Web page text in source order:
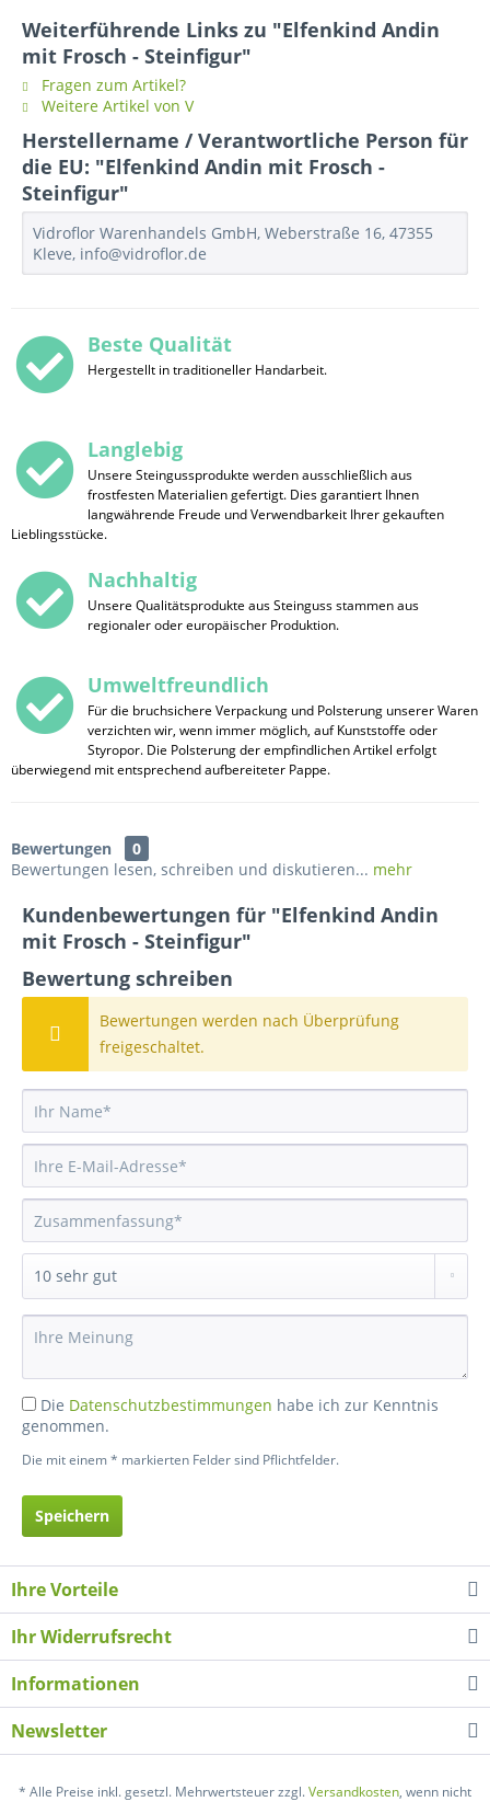
Weiterführende Links zu "Elfenkind Andin
mit Frosch - Steinfigur"
Fragen zum Artikel?
Weitere Artikel von V
Herstellername / Verantwortliche Person für
die EU: "Elfenkind Andin mit Frosch -
Steinfigur"
Vidroflor Warenhandels GmbH, Weberstraße 16, 47355
Kleve, info@vidroflor.de
Beste Qualität
Hergestellt in traditioneller Handarbeit.
Langlebig
Unsere Steingussprodukte werden ausschließlich aus
frostfesten Materialien gefertigt. Dies garantiert Ihnen
langwährende Freude und Verwendbarkeit Ihrer gekauften
Lieblingsstücke.
Nachhaltig
Unsere Qualitätsprodukte aus Steinguss stammen aus
regionaler oder europäischer Produktion.
Umweltfreundlich
Für die bruchsichere Verpackung und Polsterung unserer Waren
verzichten wir, wenn immer möglich, auf Kunststoffe oder
Styropor. Die Polsterung der empfindlichen Artikel erfolgt
überwiegend mit entsprechend aufbereiteter Pappe.
Bewertungen
0
Bewertungen lesen, schreiben und diskutieren... mehr
Kundenbewertungen für "Elfenkind Andin
mit Frosch - Steinfigur"
Bewertung schreiben
Bewertungen werden nach Überprüfung
freigeschaltet.
Die Datenschutzbestimmungen habe ich zur Kenntnis
genommen.
Die mit einem * markierten Felder sind Pflichtfelder.
Speichern
Ihre Vorteile
Ihr Widerrufsrecht
Informationen
Newsletter
* Alle Preise inkl. gesetzl. Mehrwertsteuer zzgl.Versandkosten, wenn nicht